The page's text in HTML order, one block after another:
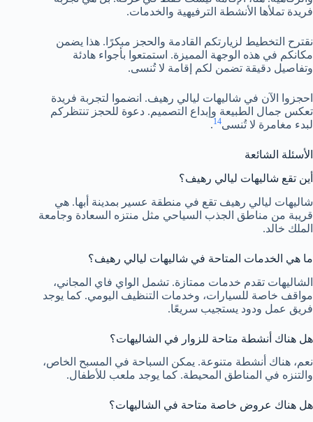
فريدة تملأها الأنشطة الترفيهية والخدمات.
نقترح التخطيط لزيارتكم القادمة والحجز مبكرًا. هذا يضمن
مكانكم في هذه الوجهة المميزة. استمتعوا بأجواء هادئة
وتفاصيل دقيقة تضمن لكم إقامة لا تُنسى.
احجزوا الآن في شاليهات ليالي رهيف. انضموا لتجربة فريدة
تعكس جمال الطبيعة وإبداع التصميم. دعوة للحجز تنتظركم
لبدء مغامرة لا تُنسى14
.
الأسئلة الشائعة
أين تقع شاليهات ليالي رهيف؟
شاليهات ليالي رهيف تقع في منطقة عسير بمدينة أبها. هي
قريبة من مناطق الجذب السياحي مثل منتزه السعادة وجامعة
الملك خالد.
ما هي الخدمات المتاحة في شاليهات ليالي رهيف؟
الشاليهات تقدم خدمات ممتازة. تشمل الواي فاي المجاني،
مواقف خاصة للسيارات، وخدمات التنظيف اليومي. كما يوجد
فريق عمل ودود يستجيب سريعًا.
هل هناك أنشطة متاحة للزوار في الشاليهات؟
نعم، هناك أنشطة متنوعة. يمكن السباحة في المسبح الخاص،
والتنزه في المناطق المحيطة. كما يوجد ملعب للأطفال.
هل هناك عروض خاصة متاحة في الشاليهات؟